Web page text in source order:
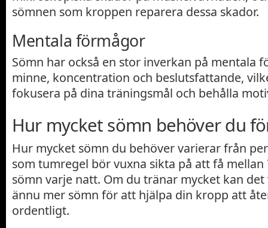
sömnen som kroppen reparera dessa skador.
Mentala förmågor
Sömn har också en stor inverkan på mentala
minne, koncentration och beslutsfattande,
fokusera på dina träningsmål och behålla
Hur mycket sömn behöver du
Hur mycket sömn du behöver varierar från
som tumregel bör vuxna sikta på att få mellan
sömn varje natt. Om du tränar mycket kan
ännu mer sömn för att hjälpa din kropp att
ordentligt.